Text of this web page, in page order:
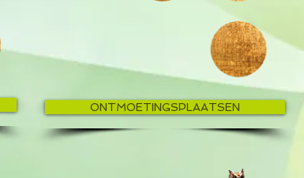
ONTMOETINGSPLAATSEN